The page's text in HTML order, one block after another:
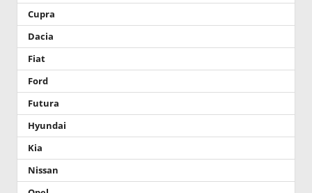
Cupra
Dacia
Fiat
Ford
Futura
Hyundai
Kia
Nissan